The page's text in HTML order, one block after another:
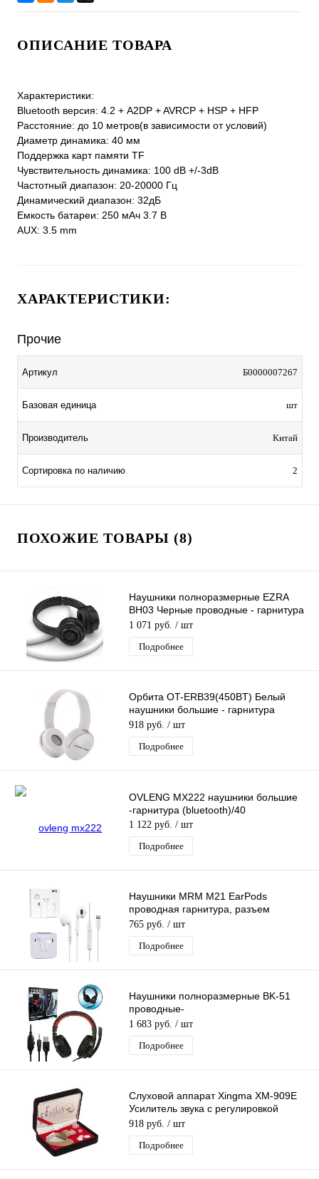
ОПИСАНИЕ ТОВАРА
Характеристики:
Bluetooth версия: 4.2 + A2DP + AVRCP + HSP + HFP
Расстояние: до 10 метров(в зависимости от условий)
Диаметр динамика: 40 мм
Поддержка карт памяти TF
Чувствительность динамика: 100 dB +/-3dB
Частотный диапазон: 20-20000 Гц
Динамический диапазон: 32дБ
Емкость батареи: 250 мАч 3.7 В
AUX: 3.5 mm
ХАРАКТЕРИСТИКИ:
Прочие
Артикул Б0000007267
Базовая единица шт
Производитель Китай
Сортировка по наличию 2
ПОХОЖИЕ ТОВАРЫ (8)
Наушники полноразмерные EZRA
BH03 Черные проводные - гарнитура
(микрофон, кабель 1,2м, 3,5мм)
1 071 руб. / шт
Подробнее
Орбита OT-ERB39(450BT) Белый
наушники большие - гарнитура
(bluetooth,FM,TF)
918 руб. / шт
Подробнее
OVLENG MX222 наушники большие
-гарнитура (bluetooth)/40
1 122 руб. / шт
Подробнее
Наушники MRM M21 EarPods
проводная гарнитура, разъем
Lightning, белые
765 руб. / шт
Подробнее
Наушники полноразмерные BK-51
проводные-
гарнитура(микрофон,кабель
2.1м,штекер AUX,USB) черно-красные
1 683 руб. / шт
Подробнее
Слуховой аппарат Xingma XM-909E
Усилитель звука с регулировкой
громкости, для пожилых людей
918 руб. / шт
Подробнее